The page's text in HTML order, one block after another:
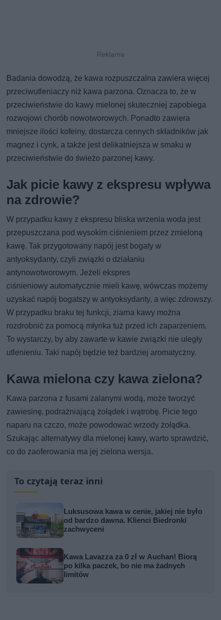
Badania dowodzą, że kawa rozpuszczalna zawiera więcej
przeciwutleniaczy niż kawa parzona. Oznacza to, że w
przeciwieństwie do kawy mielonej skuteczniej zapobiega
rozwojowi chorób nowotworowych. Ponadto zawiera
mniejsze ilości kofeiny, dostarcza cennych składników jak
magnez i cynk, a także jest delikatniejsza w smaku w
przeciwieństwie do świeżo parzonej kawy.
Jak picie kawy z ekspresu wpływa
na zdrowie?
W przypadku kawy z ekspresu bliska wrzenia woda jest
przepuszczana pod wysokim ciśnieniem przez zmieloną
kawę. Tak przygotowany napój jest bogaty w
antyoksydanty, czyli związki o działaniu
antynowotworowym. Jeżeli ekspres
ciśnieniowy automatycznie mieli kawę, wówczas możemy
uzyskać napój bogatszy w antyoksydanty, a więc zdrowszy.
W przypadku braku tej funkcji, ziarna kawy można
rozdrobnić za pomocą młynka tuż przed ich zaparzeniem.
To wystarczy, by aby zawarte w kawie związki nie uległy
utlenieniu. Taki napój będzie też bardziej aromatyczny.
Kawa mielona czy kawa zielona?
Kawa parzona z fusami zalanymi wodą, może tworzyć
zawiesinę, podrażniającą żołądek i wątrobę. Picie tego
naparu na czczo, może powodować wrzody żołądka.
Szukając alternatywy dla mielonej kawy, warto sprawdzić,
co do zaoferowania ma jej zielona wersja.
To czytają teraz inni
Luksusowa kawa w cenie, jakiej nie było
od bardzo dawna. Klienci Biedronki
zachwyceni
Kawa Lavazza za 0 zł w Auchan! Biorą
po kilka paczek, bo nie ma żadnych
limitów